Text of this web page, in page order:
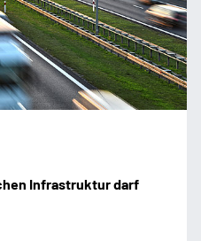
Infrastruktur darf